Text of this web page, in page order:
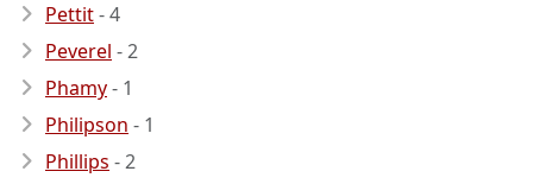
Pettit- 4
Peverel - 2
Phamy- 1
Philipson - 1
Phillips - 2